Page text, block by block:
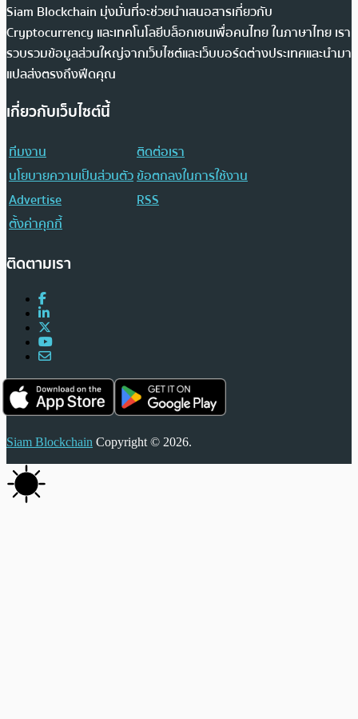
Siam Blockchain มุ่งมั่นที่จะช่วยนำเสนอสารเกี่ยวกับ
Cryptocurrency และเทคโนโลยีบล็อกเชนเพื่อคนไทย ในภาษาไทย เรา
รวบรวมข้อมูลส่วนใหญ่จากเว็บไซต์และเว็บบอร์ดต่างประเทศและนำมา
แปลส่งตรงถึงฟีดคุณ
เกี่ยวกับเว็บไซต์นี้
ทีมงาน
ติดต่อเรา
นโยบายความเป็นส่วนตัวข้อตกลงในการใช้งาน
Advertise
RSS
ตั้งค่าคุกกี้
ติดตามเรา
Siam Blockchain Copyright © 2026.